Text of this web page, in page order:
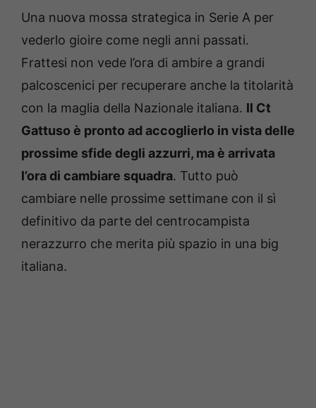
Una nuova mossa strategica in Serie A per
vederlo gioire come negli anni passati.
Frattesi non vede l’ora di ambire a grandi
palcoscenici per recuperare anche la titolarità
con la maglia della Nazionale italiana. Il Ct
Gattuso è pronto ad accoglierlo in vista delle
prossime sfide degli azzurri, ma è arrivata
l’ora di cambiare squadra. Tutto può
cambiare nelle prossime settimane con il sì
definitivo da parte del centrocampista
nerazzurro che merita più spazio in una big
italiana.